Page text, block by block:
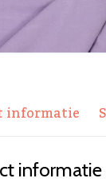
informatie
informatie